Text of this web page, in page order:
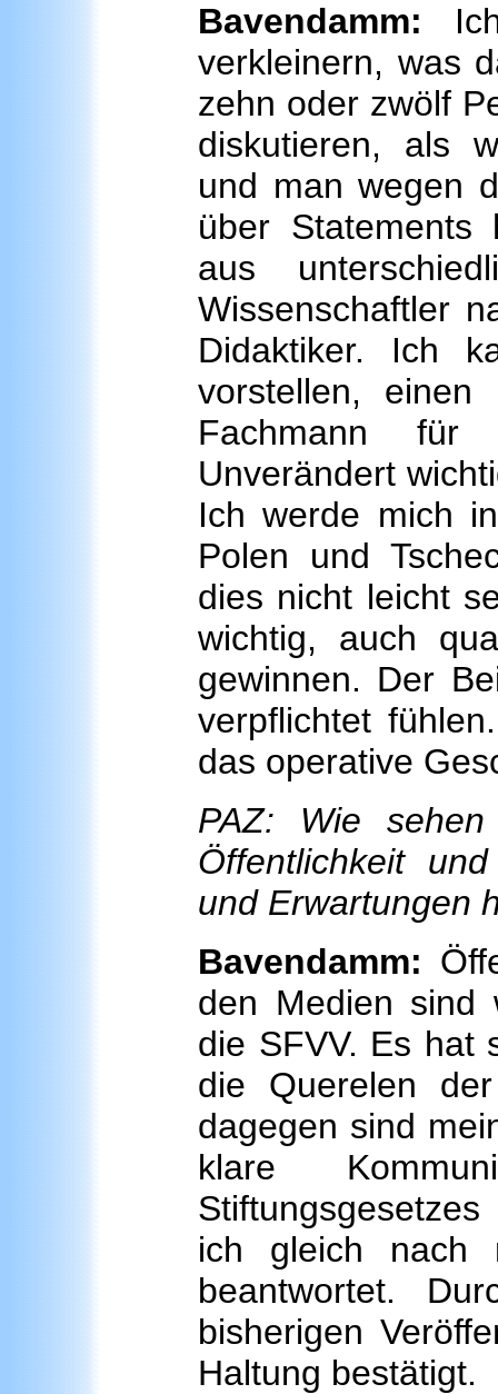
Bavendamm:
verkleinern, was
zehn oder zwölf
diskutieren, als
und man wegen
über Statements
aus
Wissenschaftler
Didaktiker. Ich
vorstellen, einen
Fachmann für
Unverändert
Ich werde mich
Polen und
dies nicht leicht
wichtig, auch
gewinnen. Der
verpflichtet
das operative
PAZ: Wie
Öffentlichkeit
und Erwartungen
Bavendamm:
den Medien sind
die SFVV. Es hat
die Querelen
dagegen sind
klare
ich gleich nach
beantwortet.
bisherigen
Haltung bestätigt.